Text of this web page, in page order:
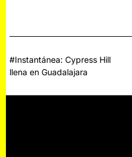
Navegación
de
entradas
#Instantánea: Cypress Hill
llena en Guadalajara